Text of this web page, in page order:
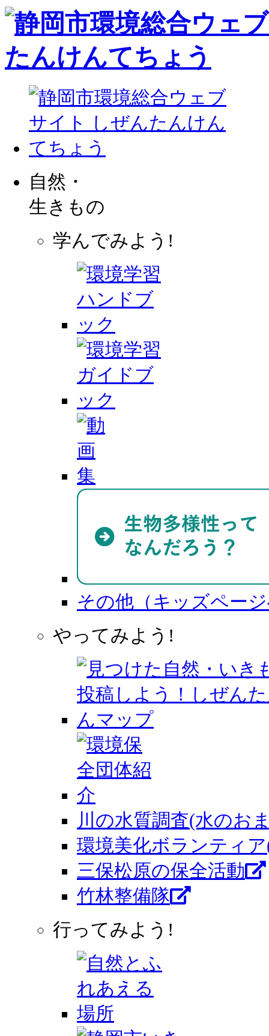
自然・
生きもの
学んでみよう!
その他（キッズペー
やってみよう!
川の水質調査(水のお
環境美化ボランティ
三保松原の保全活動
竹林整備隊
行ってみよう!